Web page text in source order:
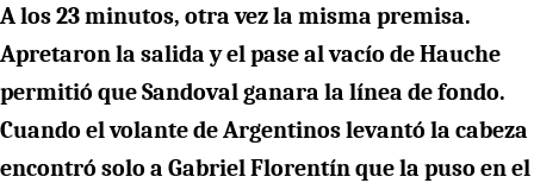
A los 23 minutos, otra vez la misma premisa.
Apretaron la salida y el pase al vacío de Hauche
permitió que Sandoval ganara la línea de fondo.
Cuando el volante de Argentinos levantó la cabeza
encontró solo a Gabriel Florentín que la puso en el